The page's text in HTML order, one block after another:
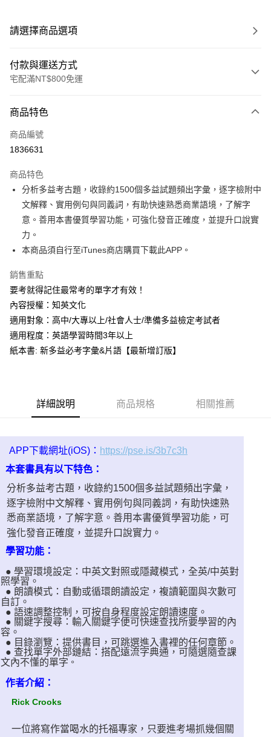
請選擇商品選項
付款與運送方式
宅配滿NT$800免運
信用卡一次付款
LINE Pay
街口支付
悠遊付
ATM付款
宅配
每筆NT$80，滿NT$800(含以上)免運費
商品特色
商品編號
1836631
商品特色
分析多益考古題，收錄約1500個多益試題頻出字彙，逐字檢附中
文解釋、實用例句與同義詞，有助快速熟悉商業語境，了解字
意。善用本書優質學習功能，可強化發音正確度，並提升口說實
力。
本商品須自行至iTunes商店購買下載此APP。
銷售重點
要考就得記住最常考的單字才有效！
內容授權：知英文化
適用對象：高中/大專以上/社會人士/準備多益檢定考試者
適用程度：英語學習時間3年以上
紙本書: 新多益必考字彙&片語【最新增訂版】
詳細說明 商品規格 相關推薦
APP下載網址(iOS)： https://pse.is/3b7c3h
本套書具有以下特色：
分析多益考古題，收錄約1500個多益試題頻出字彙，
逐字檢附中文解釋、實用例句與同義詞，有助快速熟
悉商業語境，了解字意。善用本書優質學習功能，可
強化發音正確度，並提升口說實力。
學習功能：
● 學習環境設定：中英文對照或隱藏模式，全英/中英對
照學習。
● 朗讀模式：自動或循環朗讀設定，複讀範圍與次數可
自訂。
● 語速調整控制，可按自身程度設定朗讀速度。
● 關鍵字搜尋：輸入關鍵字便可快速查找所要學習的內
容。
● 目錄瀏覽：提供書目，可跳選進入書裡的任何章節。
● 查找單字外部鏈結：搭配遠流字典通，可隨選隨查課
文內不懂的單字 。
作者介紹 ：
Rick Crooks
一位將寫作當喝水的托福專家，只要進考場抓幾個關